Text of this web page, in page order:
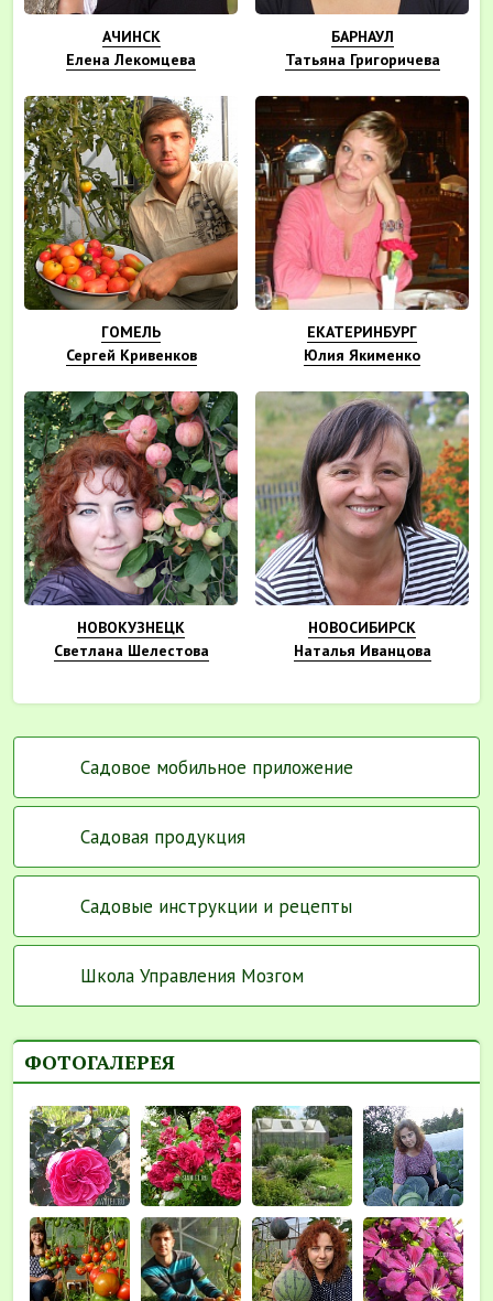
АЧИНСК
Елена Лекомцева
БАРНАУЛ
Татьяна Григоричева
ГОМЕЛЬ
Сергей Кривенков
ЕКАТЕРИНБУРГ
Юлия Якименко
НОВОКУЗНЕЦК
Светлана Шелестова
НОВОСИБИРСК
Наталья Иванцова
Садовое мобильное приложение
Садовая продукция
Садовые инструкции и рецепты
Школа Управления Мозгом
ФОТОГАЛЕРЕЯ